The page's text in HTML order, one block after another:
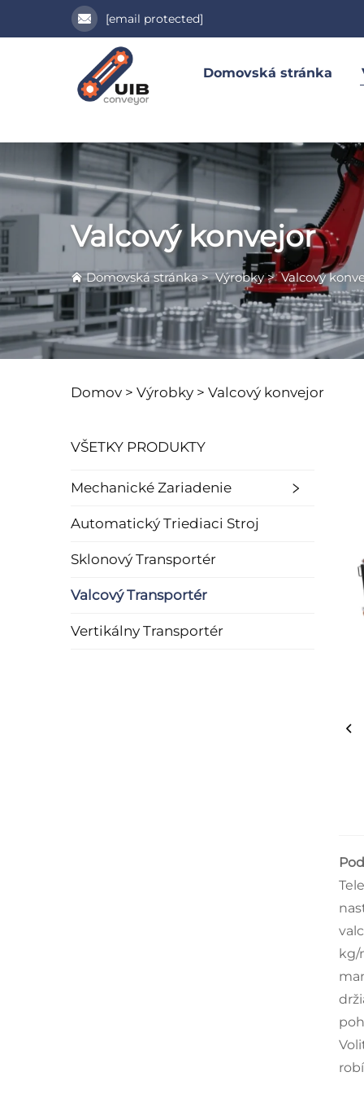
[email protected]
Domovská stránka
Valcový konvejor
Domovská stránka>Výrobky>Valcový
Domov > Výrobky > Valcový konvejor
VŠETKY PRODUKTY
Mechanické Zariadenie
Automatický Triediaci Stroj
Sklonový Transportér
Valcový Transportér
Vertikálny Transportér
kg/